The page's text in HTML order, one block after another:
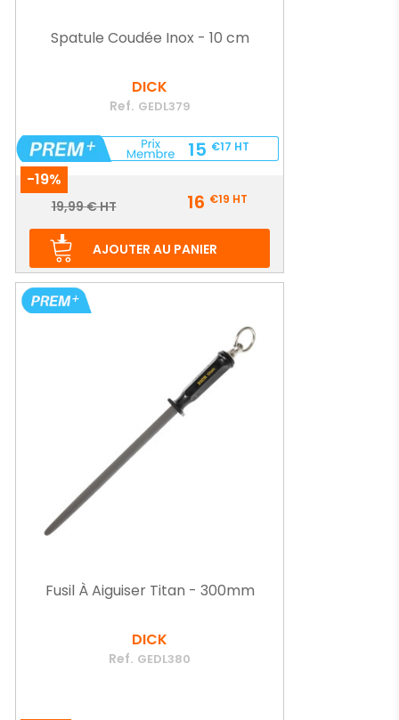
Spatule Coudée Inox - 10 cm
DICK
Ref. GEDL379
15 €17 HT
-19%
Prix
Prix
base
19,99 € HT 16 €19 HT
AJOUTER AU PANIER
Fusil À Aiguiser Titan - 300mm
DICK
Ref. GEDL380